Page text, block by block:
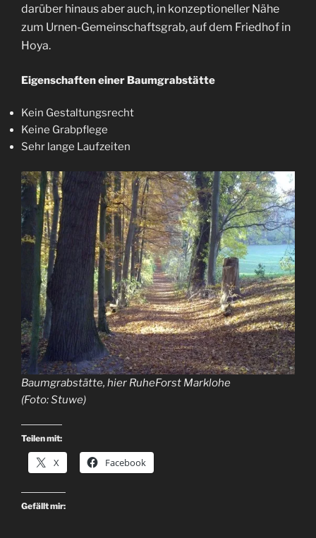
darüber hinaus aber auch, in konzeptioneller Nähe
zum Urnen-Gemeinschaftsgrab, auf dem Friedhof in
Hoya.
Eigenschaften einer Baumgrabstätte
Kein Gestaltungsrecht
Keine Grabpflege
Sehr lange Laufzeiten
Baumgrabstätte, hier RuheForst Marklohe
(Foto: Stuwe)
Teilen mit:
X Facebook
Gefällt mir: